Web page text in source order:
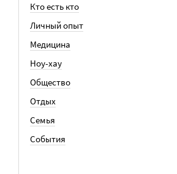
Кто есть кто
Личный опыт
Медицина
Ноу-хау
Общество
Отдых
Семья
События